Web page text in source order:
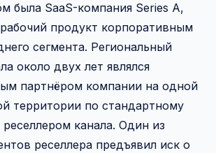
была SaaS-компания Series A,
продукт корпоративным
сегмента. Региональный
около двух лет являлся
партнёром компании на одной
территории по стандартному
канала. Один из
реселлера предъявил иск о